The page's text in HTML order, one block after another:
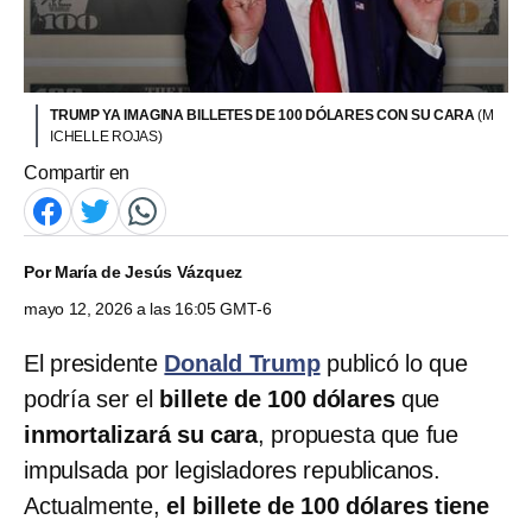
TRUMP YA IMAGINA BILLETES DE 100 DÓLARES CON SU CARA(M
ICHELLE ROJAS)
Compartir en
PorMaría de Jesús Vázquez
mayo 12, 2026 a las 16:05 GMT-6
El presidente Donald Trumppublicó lo que
podría ser el billete de 100 dólaresque
inmortalizará su cara, propuesta que fue
impulsada por legisladores republicanos.
Actualmente, el billete de 100 dólares tiene